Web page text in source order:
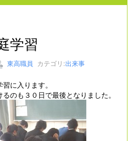
学習
東高職員 カテゴリ:出来事
に入ります。
のも３０日で最後となりました。